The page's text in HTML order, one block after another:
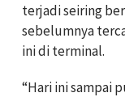
terjadi seiring
sebelumnya
ini di terminal.
“Hari ini sampai